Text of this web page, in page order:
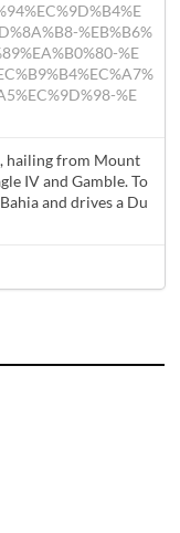
%EB%B6%
%E
%E
hailing from Mount
IV and Gamble. To
and drives a Du